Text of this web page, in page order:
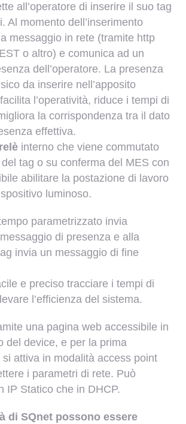
all’operatore di inserire il suo tag
Al momento dell’inserimento
messaggio in rete (tramite http
o altro) e comunica ad un
dell’operatore. La presenza
da inserire nell’apposito
l’operatività, riduce i tempi di
la corrispondenza tra il dato
effettiva.
relè interno che viene commutato
del tag o su conferma del MES con
abilitare la postazione di lavoro
luminoso.
parametrizzato invia
di presenza e alla
invia un messaggio di fine
e preciso tracciare i tempi di
l’efficienza del sistema.
una pagina web accessibile in
del device, e per la prima
attiva in modalità access point
i parametri di rete. Può
IP Statico che in DHCP.
di SQnet possono essere